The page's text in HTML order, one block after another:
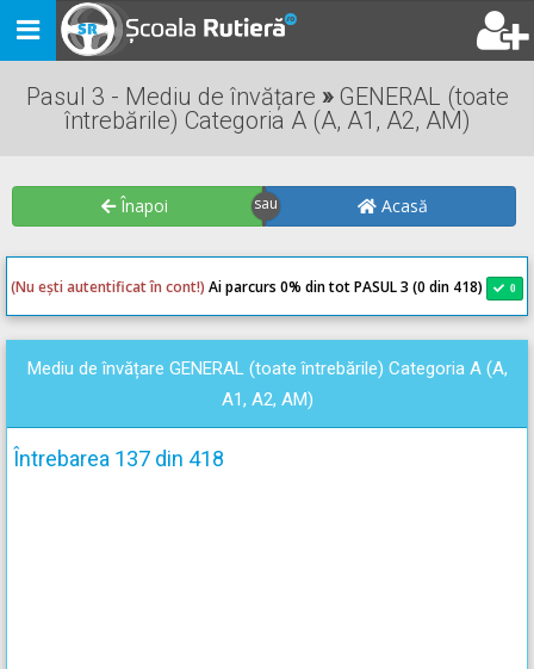
Toggle
navigation
Pasul 3 - Mediu de învățare »GENERAL (toate
întrebările) Categoria A (A, A1, A2, AM)
Înapoi Acasă
(Nu ești autentificat în cont!) Ai parcurs 0% din tot PASUL 3 (0 din 418) 0
Mediu de învățare GENERAL (toate întrebările) Categoria A (A,
A1, A2, AM)
Întrebarea 137 din 418